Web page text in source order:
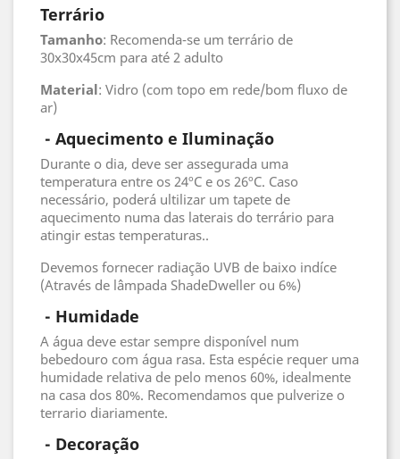
Terrário
Tamanho: Recomenda-se um terrário de
30x30x45cm para até 2 adulto
Material: Vidro (com topo em rede/bom fluxo de
ar)
- Aquecimento e Iluminação
Durante o dia, deve ser assegurada uma
temperatura entre os 24ºC e os 26ºC. Caso
necessário, poderá ultilizar um tapete de
aquecimento numa das laterais do terrário para
atingir estas temperaturas..
Devemos fornecer radiação UVB de baixo indíce
(Através de lâmpada ShadeDweller ou 6%)
- Humidade
A água deve estar sempre disponível num
bebedouro com água rasa. Esta espécie requer uma
humidade relativa de pelo menos 60%, idealmente
na casa dos 80%. Recomendamos que pulverize o
terrario diariamente.
- Decoração